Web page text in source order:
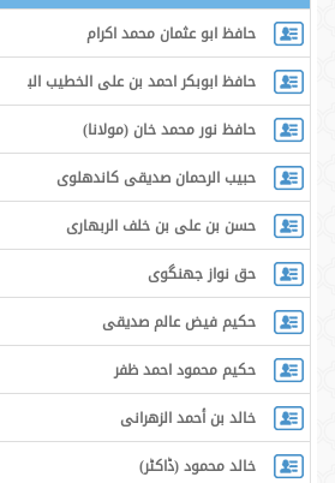
حافظ ابو عثمان محمد اكرام
حافظ ابوبكر احمد بن على الخطيب البغدادى
حافظ نور محمد خان (مولانا)
حبيب الرحمان صديقى كاندهلوى
حسن بن على بن خلف الربهارى
حق نواز جھنگوى
حكيم فيض عالم صديقى
حكيم محمود احمد ظفر
خالد بن أحمد الزهرانی
خالد محمود (ڈاكٹر)